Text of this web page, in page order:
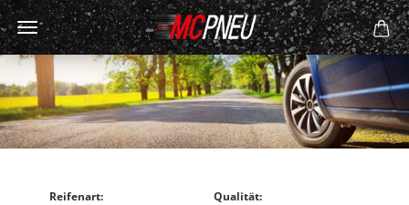
Reifenart: Qualität: